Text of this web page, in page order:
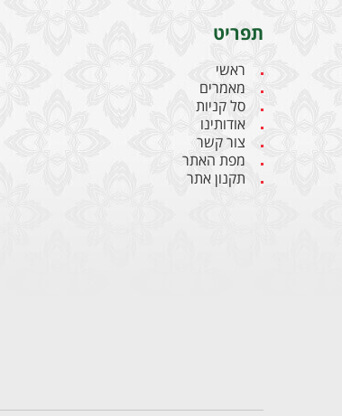
תפריט
ראשי
מאמרים
סל קניות
אודותינו
צור קשר
מפת האתר
תקנון אתר